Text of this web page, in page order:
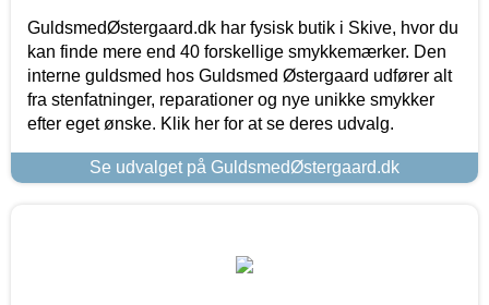
GuldsmedØstergaard.dk har fysisk butik i Skive, hvor du
kan finde mere end 40 forskellige smykkemærker. Den
interne guldsmed hos Guldsmed Østergaard udfører alt
fra stenfatninger, reparationer og nye unikke smykker
efter eget ønske. Klik her for at se deres udvalg.
Se udvalget på GuldsmedØstergaard.dk